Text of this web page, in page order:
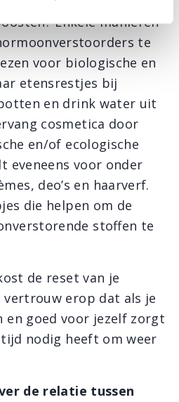
Enkele manieren
te
voor biologische en
etensrestjes bij
en drink water uit
cosmetica door
en/of ecologische
eveneens voor onder
deo’s en haarverf.
die helpen om de
stoffen te
de reset van je
erop dat als je
en goed voor jezelf zorgt
nodig heeft om weer
de relatie tussen